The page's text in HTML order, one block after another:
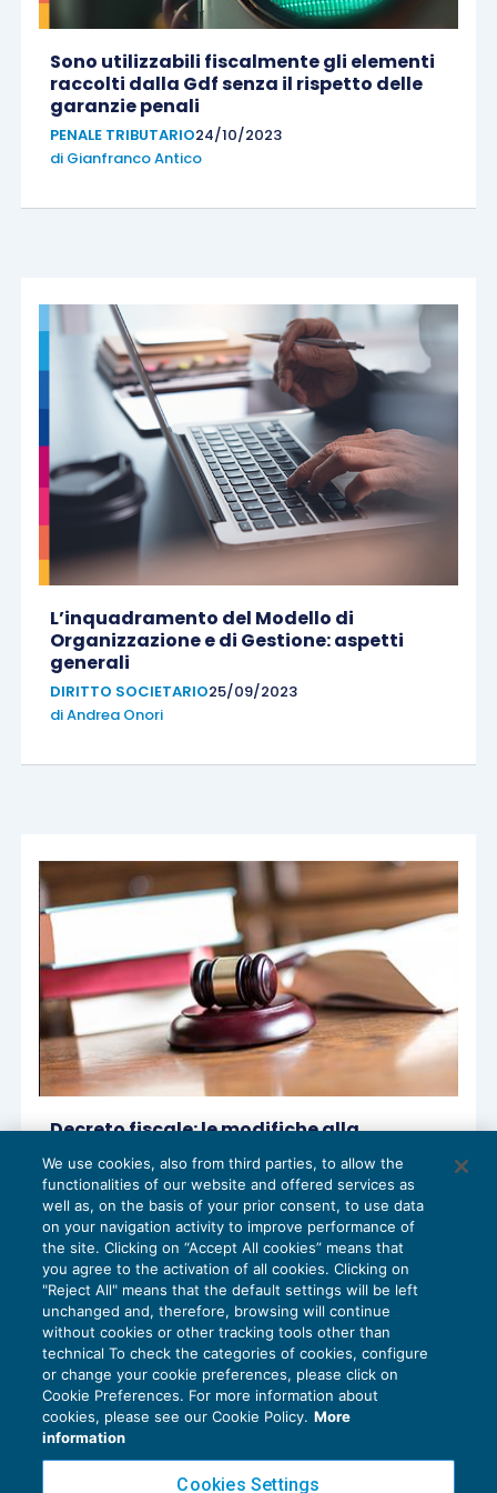
Sono utilizzabili fiscalmente gli elementi
raccolti dalla Gdf senza il rispetto delle
garanzie penali
PENALE TRIBUTARIO24/10/2023
di Gianfranco Antico
L’inquadramento del Modello di
Organizzazione e di Gestione: aspetti
generali
DIRITTO SOCIETARIO25/09/2023
diAndrea Onori
Decreto fiscale: le modifiche alla
disciplina penale-tributaria
PENALE TRIBUTARIO06/11/2019
diLucia Recchioni – Comitato Scientifico Master Breve
365
Privacy Policy
Cookie Policy
We use cookies, also from third parties, to allow the
functionalities of our website and offered services as
well as, on the basis of your prior consent, to use data
on your navigation activity to improve performance of
the site. Clicking on “Accept All cookies” means that
you agree to the activation of all cookies. Clicking on
"Reject All" means that the default settings will be left
unchanged and, therefore, browsing will continue
without cookies or other tracking tools other than
technical To check the categories of cookies, configure
or change your cookie preferences, please click on
Cookie Preferences. For more information about
cookies, please see our Cookie Policy. More
information
Cookies Settings